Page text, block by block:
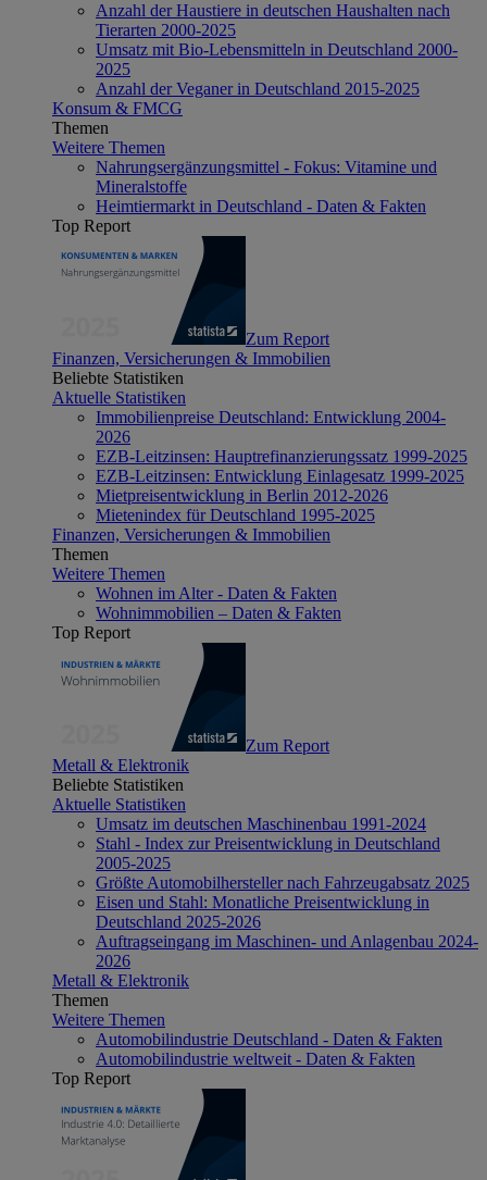
Anzahl der Haustiere in deutschen Haushalten nach
Tierarten 2000-2025
Umsatz mit Bio-Lebensmitteln in Deutschland 2000-
2025
Anzahl der Veganer in Deutschland 2015-2025
Konsum & FMCG
Themen
Weitere Themen
Nahrungsergänzungsmittel - Fokus: Vitamine und
Mineralstoffe
Heimtiermarkt in Deutschland - Daten & Fakten
Top Report
Zum Report
Finanzen, Versicherungen & Immobilien
Beliebte Statistiken
Aktuelle Statistiken
Immobilienpreise Deutschland: Entwicklung 2004-
2026
EZB-Leitzinsen: Hauptrefinanzierungssatz 1999-2025
EZB-Leitzinsen: Entwicklung Einlagesatz 1999-2025
Mietpreisentwicklung in Berlin 2012-2026
Mietenindex für Deutschland 1995-2025
Finanzen, Versicherungen & Immobilien
Themen
Weitere Themen
Wohnen im Alter - Daten & Fakten
Wohnimmobilien – Daten & Fakten
Top Report
Zum Report
Metall & Elektronik
Beliebte Statistiken
Aktuelle Statistiken
Umsatz im deutschen Maschinenbau 1991-2024
Stahl - Index zur Preisentwicklung in Deutschland
2005-2025
Größte Automobilhersteller nach Fahrzeugabsatz 2025
Eisen und Stahl: Monatliche Preisentwicklung in
Deutschland 2025-2026
Auftragseingang im Maschinen- und Anlagenbau 2024-
2026
Metall & Elektronik
Themen
Weitere Themen
Automobilindustrie Deutschland - Daten & Fakten
Automobilindustrie weltweit - Daten & Fakten
Top Report